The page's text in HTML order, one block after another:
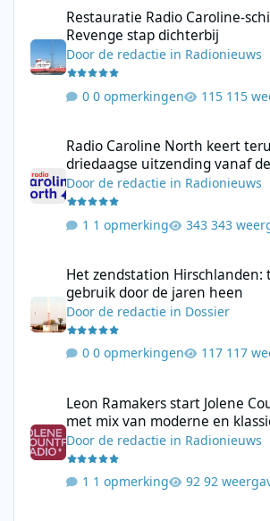
Restauratie Radio Caroline-
Revenge stap dichterbij
Doorde redactie in Radionieuws
0 opmerkingen 115
Radio Caroline North keert
driedaagse uitzending vanaf
Doorde redactie in Radionieuws
1 opmerking 343
Het zendstation Hirschlanden:
gebruik door de jaren heen
Doorde redactie in Dossier
0 opmerkingen 117
Leon Ramakers start Jolene
met mix van moderne en
Doorde redactie in Radionieuws
1 opmerking 92